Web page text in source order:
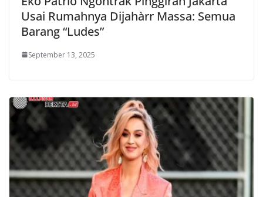
Usai Rumahnya Dijahàrr Massa: Semua
Barang “Ludes”
September 13, 2025